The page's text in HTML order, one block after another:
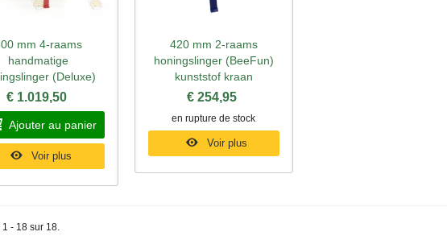
rapide
mm 4-raams
handmatige
(Deluxe)
€ 1.019,50
Ajouter au panier
Voir plus
Aperçu rapide
420 mm 2-raams
honingslinger (BeeFun)
kunststof kraan
€ 254,95
en rupture de stock
Voir plus
1 - 18 sur 18.